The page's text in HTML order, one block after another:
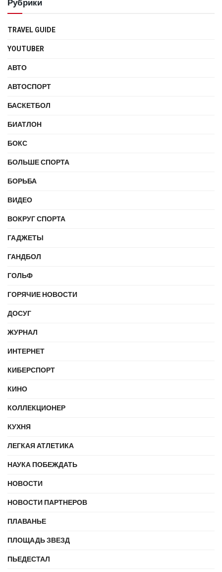
Рубрики
TRAVEL GUIDE
YOUTUBER
АВТО
АВТОСПОРТ
БАСКЕТБОЛ
БИАТЛОН
БОКС
БОЛЬШЕ СПОРТА
БОРЬБА
ВИДЕО
ВОКРУГ СПОРТА
ГАДЖЕТЫ
ГАНДБОЛ
ГОЛЬФ
ГОРЯЧИЕ НОВОСТИ
ДОСУГ
ЖУРНАЛ
ИНТЕРНЕТ
КИБЕРСПОРТ
КИНО
КОЛЛЕКЦИОНЕР
КУХНЯ
ЛЕГКАЯ АТЛЕТИКА
НАУКА ПОБЕЖДАТЬ
НОВОСТИ
НОВОСТИ ПАРТНЕРОВ
ПЛАВАНЬЕ
ПЛОЩАДЬ ЗВЕЗД
ПЬЕДЕСТАЛ